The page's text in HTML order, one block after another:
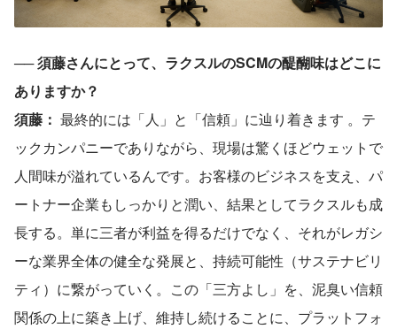
── 須藤さんにとって、ラクスルのSCMの醍醐味はどこに
ありますか？
須藤： 最終的には「人」と「信頼」に辿り着きます 。テ
ックカンパニーでありながら、現場は驚くほどウェットで
人間味が溢れているんです。お客様のビジネスを支え、パ
ートナー企業もしっかりと潤い、結果としてラクスルも成
長する。単に三者が利益を得るだけでなく、それがレガシ
ーな業界全体の健全な発展と、持続可能性（サステナビリ
ティ）に繋がっていく。この「三方よし」を、泥臭い信頼
関係の上に築き上げ、維持し続けることに、プラットフォ